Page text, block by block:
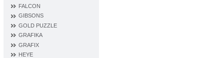
FALCON
GIBSONS
GOLD PUZZLE
GRAFIKA
GRAFIX
HEYE